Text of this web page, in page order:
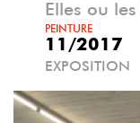
Elles ou
PEINTURE
11/2017
EXPOSITION